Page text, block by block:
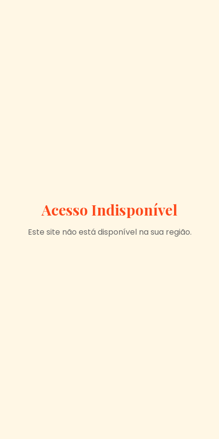
Acesso Indisponível
Este site não está disponível na sua região.